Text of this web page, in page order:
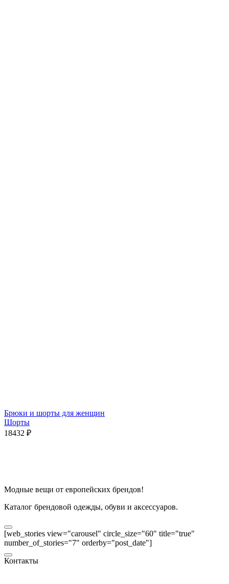
Брюки и шорты для женщин
Шорты
18432 ₽
Модные вещи от европейских брендов!
Каталог брендовой одежды, обуви и аксессуаров.
[web_stories view="carousel" circle_size="60" title="true"
number_of_stories="7" orderby="post_date"]
Контакты